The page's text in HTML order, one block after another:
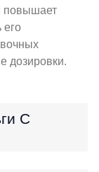
повышает
его
дозировки.
С